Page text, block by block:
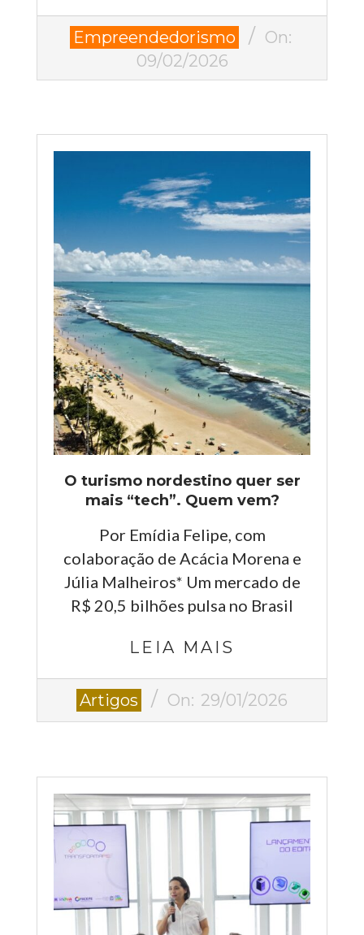
2026-
Empreendedorismo
On:
09/02/2026
O turismo nordestino quer ser
mais “tech”. Quem vem?
Por Emídia Felipe, com
colaboração de Acácia Morena e
Júlia Malheiros* Um mercado de
R$ 20,5 bilhões pulsa no Brasil
LEIA MAIS
2026-
Artigos On: 29/01/2026